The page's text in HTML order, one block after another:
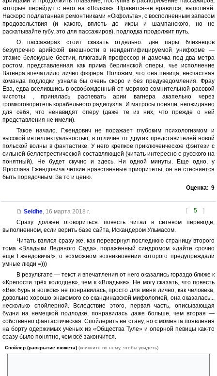
которые перейдут с него на «Волков». Нравится-не нравится, выполняй.
Наскоро подлатанная ремонтниками «Окфольта», с восполненным запасом
продовольствия (и какого, вплоть до икры и шампанского, но не
раскатывайте губу, это для пассажиров), подлодка продолжит путь.
О пассажирах стоит сказать отдельно: две пары близнецов
безупречно арийской внешности в неидентифицируемой униформе —
этакие белокурые бестии, плюгавый профессор и дамочка под два метра
ростом, представленная как прима берлинской оперы, чье исполнение
Вагнера впечатлило лично фюрера. Положим, что она певица, несчастная
команда подлодки узнала бы очень скоро и без предуведомления. Фрау
Ева, едва вселившись в освобожденный от моряков сомнительной расовой
чистоты , принялась распевать арии вагнера акапельно через
громкоговоритель корабельного радиоузла. И матросы поняли, неожиданно
для себя, что ненавидят оперу (даже те из них, что прежде о ней
представления не имели).
Такое начало. Гжендович не поражает глубоким психологизмом и
высокой интеллектуальностью, в отличие от других представителей новой
польской волны в фантастике. У него крепкое приключенческое фэнтези с
сильной беллетрестической составляющей (читать интересно с русского на
понятный). Не будет скучно и здесь. Ни одной минуты. Еще одно, у
Ярослава Гжендовича четкие нравственные приоритеты, он не стесняется
быть порядочным. За то и ценю.
Оценка: 9
[ 5 ]
Seidhe, 16 марта 2018 г.
Сразу должен оговориться: повесть читал в сетевом переводе,
выполненном, если верить базе сайта, Искандером Ульмасом.
Читать взялся сразу же, как перевернул последнюю страницу второго
тома «Владыки Ледяного Сада», поражённый синдромом «дайте срочно
ещё Гжендовича!», о возможном возникновении которого предупреждали
умные люди =)))
В результате — текст и впечатления от него оказались гораздо ближе к
«Крепости трёх колодцев», чем к «Владыке». Не могу сказать, что повесть
«Век бурь и волков» не понравилась, просто для меня лично, как человека,
довольно хорошо знакомого со скандинавской мифологией, она оказалась...
несколько спойлерной. Вследствие этого, первая часть, описывающая
будни на немецкой подлодке, понравилась даже больше, чем вторая —
собственно фантастическая. Спойлерить не стану, но с момента появления
на борту одержимых учёных из «Общества Туле» и оперной певицы как-то
сразу было понятно, чем всё закончится.
Спойлер (раскрытие сюжета) (кликните по нему, чтобы увидеть)